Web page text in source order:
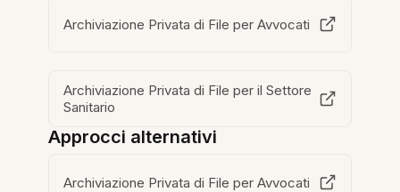
Archiviazione Privata di File per Avvocati
Archiviazione Privata di File per il Settore
Sanitario
Approcci alternativi
Archiviazione Privata di File per Avvocati